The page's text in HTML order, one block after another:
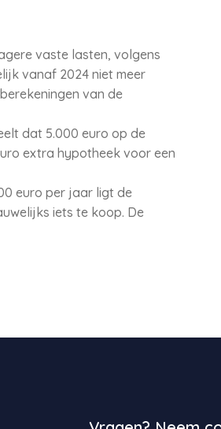
vaste lasten, volgens
vanaf 2024 niet meer
van de
dat 5.000 euro op de
extra hypotheek voor een
euro per jaar ligt de
iets te koop. De